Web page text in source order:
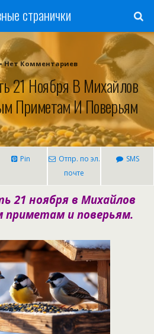
странички
• Нет Комментариев
21 Ноября В Михайлов
Приметам И Поверьям
Pin
Отпр. по эл.
почте
SMS
21 ноября в Михайлов
приметам и поверьям.